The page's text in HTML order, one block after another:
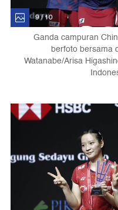
9 / 10
Ganda campuran
berfoto bersama
Watanabe/Arisa